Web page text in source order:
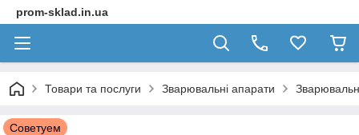
prom-sklad.in.ua
Товари та послуги Зварювальні апарати
Советуем